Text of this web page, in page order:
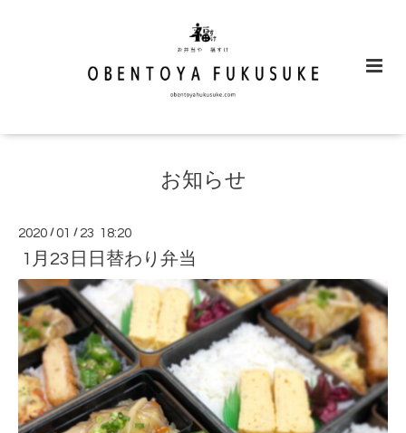
お知らせ
2020 /01 / 23 18:20
1月23日日替わり弁当